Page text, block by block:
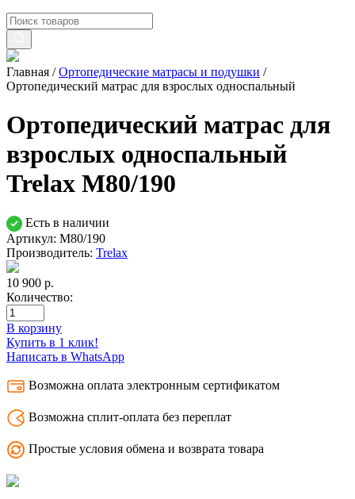
Главная /Ортопедические матрасы и подушки /
Ортопедический матрас для взрослых односпальный
Ортопедический матрас для
взрослых односпальный
Trelax М80/190
Есть в наличии
Артикул: М80/190
Производитель: Trelax
10 900 р.
Количество:
В корзину
Купить в 1 клик!
Написать в WhatsApp
Возможна оплата электронным сертификатом
Возможна сплит-оплата без переплат
Простые условия обмена и возврата товара